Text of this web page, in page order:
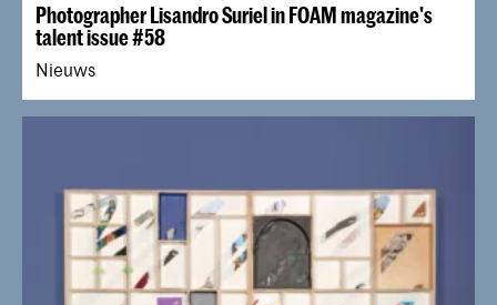
Photographer Lisandro Suriel in FOAM magazine's
talent issue #58
Nieuws